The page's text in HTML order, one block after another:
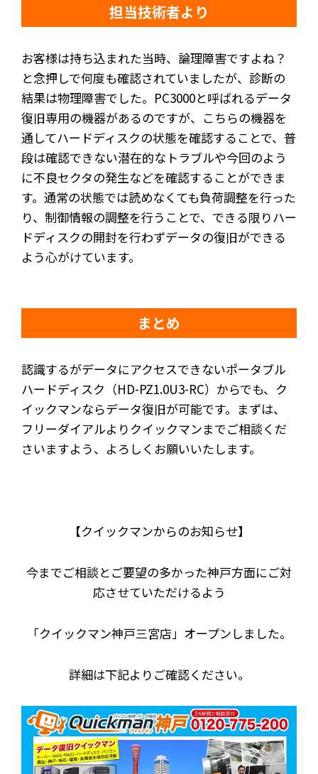
担当技術者より
お客様は持ち込まれた当時、論理障害ですよね？
と念押しで何度も確認されていましたが、診断の
結果は物理障害でした。PC3000と呼ばれるデータ
復旧専用の機器があるのですが、こちらの機器を
通してハードディスクの状態を確認することで、普
段は確認できない潜在的なトラブルや今回のよう
に不良セクタの発生などを確認することができま
す。通常の状態では読めなくても負荷調整を行った
り、制御情報の調整を行うことで、できる限りハー
ドディスクの開封を行わずデータの復旧ができる
よう心がけています。
まとめ
認識するがデータにアクセスできないポータブル
ハードディスク（HD-PZ1.0U3-RC）からでも、ク
イックマンならデータ復旧が可能です。まずは、
フリーダイアルよりクイックマンまでご相談くだ
さいますよう、よろしくお願いいたします。
【クイックマンからのお知らせ】
今までご相談とご要望の多かった神戸方面にご対
応させていただけるよう
「クイックマン神戸三宮店」オープンしました。
詳細は下記よりご確認ください。